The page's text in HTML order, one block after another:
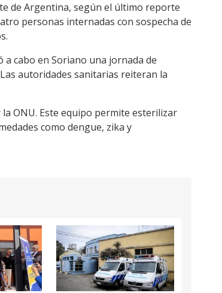
de Argentina, según el último reporte
personas internadas con sospecha de
cabo en Soriano una jornada de
autoridades sanitarias reiteran la
ONU. Este equipo permite esterilizar
como dengue, zika y